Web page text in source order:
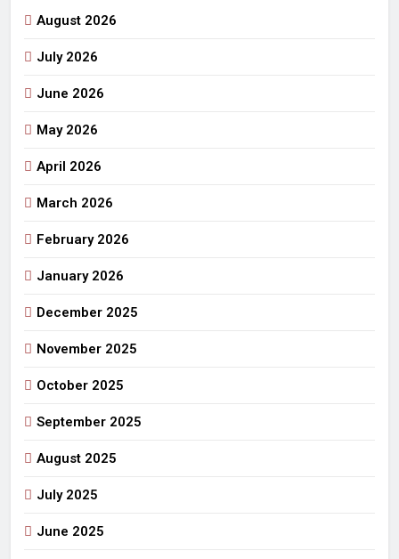
August 2026
July 2026
June 2026
May 2026
April 2026
March 2026
February 2026
January 2026
December 2025
November 2025
October 2025
September 2025
August 2025
July 2025
June 2025